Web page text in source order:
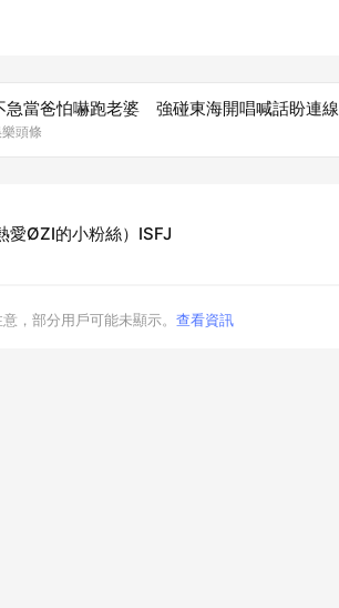
急當爸怕嚇跑老婆 強碰東海開唱喊話盼連線
頭條
愛ØZI的小粉絲）ISFJ
，部分用戶可能未顯示。 查看資訊